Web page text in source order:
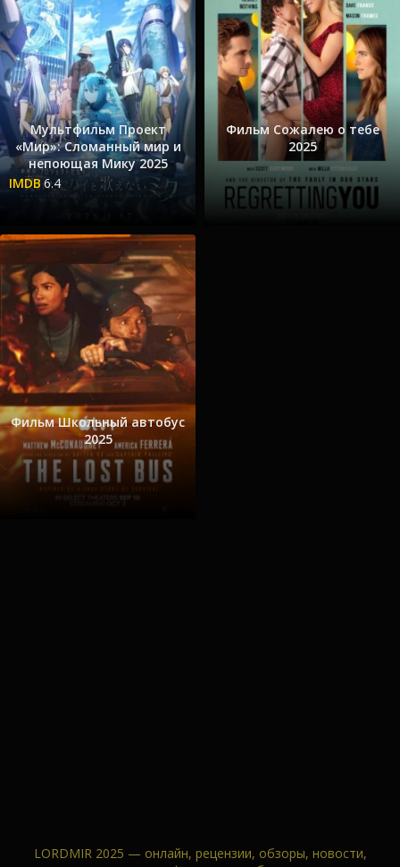
Мультфильм Проект
«Мир»: Сломанный мир и
непоющая Мику 2025
6.4
Фильм Сожалею о тебе
2025
Фильм Школьный автобус
2025
LORDMIR 2025 — онлайн, рецензии, обзоры, новости,